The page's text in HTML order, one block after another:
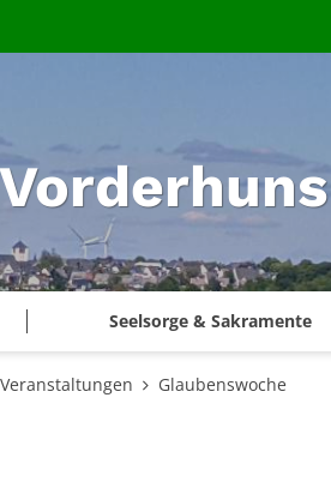
Seelsorge & Sakramente
Veranstaltungen Glaubenswoche